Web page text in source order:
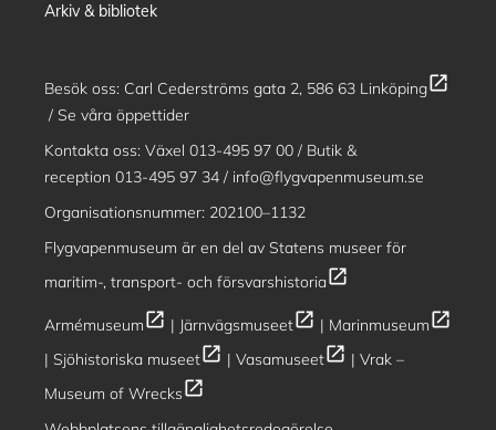
Arkiv & bibliotek
Besök oss: Carl Cederströms gata 2, 586 63 Linköpingopen_in_new
/ Se våra öppettider
Kontakta oss: Växel 013-495 97 00 / Butik &
reception 013-495 97 34 / info@flygvapenmuseum.se
Organisationsnummer: 202100–1132
Flygvapenmuseum är en del av Statens museer för
maritim-, transport- och försvarshistoriaopen_in_new
Armémuseumopen_in_new | Järnvägsmuseetopen_in_new | Marinmuseumopen_in_new
| Sjöhistoriska museetopen_in_new | Vasamuseetopen_in_new | Vrak –
Museum of Wrecksopen_in_new